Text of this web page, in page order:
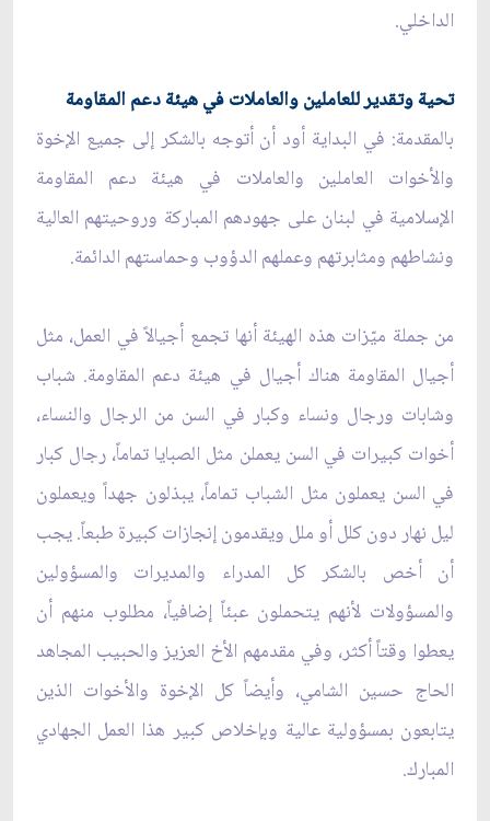
الداخلي.
تحية وتقدير للعاملين والعاملات في هيئة دعم المقاومة
بالمقدمة: في البداية أود أن أتوجه بالشكر إلى جميع الإخوة
والأخوات العاملين والعاملات في هيئة دعم المقاومة
الإسلامية في لبنان على جهودهم المباركة وروحيتهم العالية
ونشاطهم ومثابرتهم وعملهم الدؤوب وحماستهم الدائمة.
من جملة ميّزات هذه الهيئة أنها تجمع أجيالاً في العمل، مثل
أجيال المقاومة هناك أجيال في هيئة دعم المقاومة. شباب
وشابات ورجال ونساء وكبار في السن من الرجال والنساء،
أخوات كبيرات في السن يعملن مثل الصبايا تماماً، رجال كبار
في السن يعملون مثل الشباب تماماً، يبذلون جهداً ويعملون
ليل نهار دون كلل أو ملل ويقدمون إنجازات كبيرة طبعاً. يجب
أن أخص بالشكر كل المدراء والمديرات والمسؤولين
والمسؤولات لأنهم يتحملون عبئاً إضافياً، مطلوب منهم أن
يعطوا وقتاً أكثر، وفي مقدمهم الأخ العزيز والحبيب المجاهد
الحاج حسين الشامي، وأيضاً كل الإخوة والأخوات الذين
يتابعون بمسؤولية عالية وبإخلاص كبير هذا العمل الجهادي
المبارك.